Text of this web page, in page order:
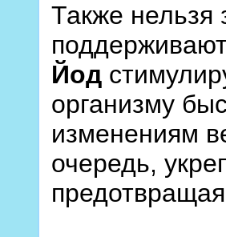
Также нельзя
Йод
организму
изменениям
очередь,